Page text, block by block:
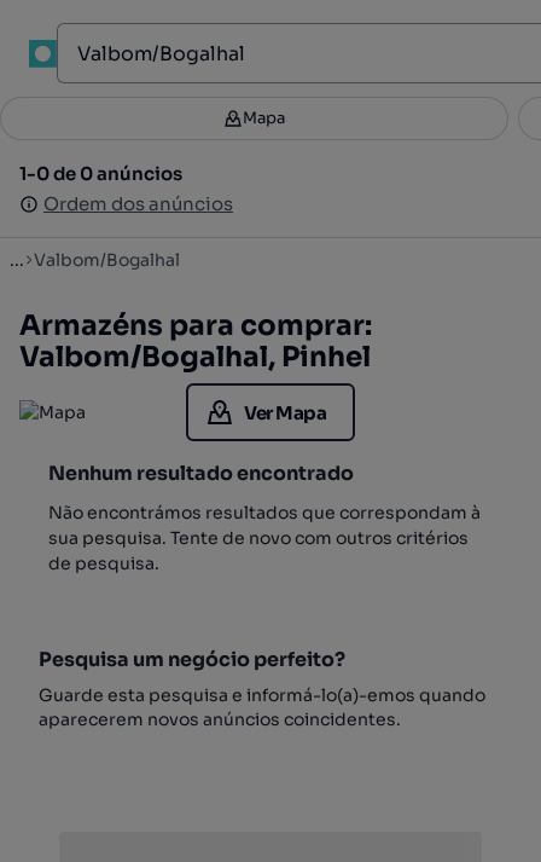
Filtros 2
1-0 de 0 anúncios
Ordem dos anúncios
Mapa
1-0 de 0 anúncios
Ordem dos anúncios
... Valbom/Bogalhal
Armazéns para comprar:
Valbom/Bogalhal, Pinhel
Ver Mapa
Nenhum resultado encontrado
Não encontrámos resultados que correspondam à
sua pesquisa. Tente de novo com outros critérios
de pesquisa.
Pesquisa um negócio perfeito?
Guarde esta pesquisa e informá-lo(a)-emos quando
aparecerem novos anúncios coincidentes.